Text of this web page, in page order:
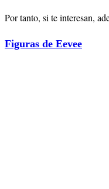
Por tanto, si te interesan,
Figuras de Eevee